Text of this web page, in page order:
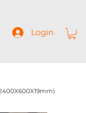
Login